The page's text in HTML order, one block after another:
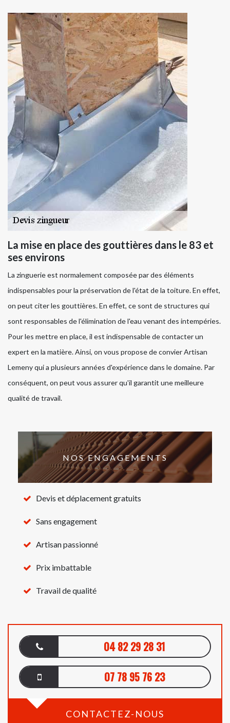
La mise en place des gouttières dans le 83 et
ses environs
La zinguerie est normalement composée par des éléments
indispensables pour la préservation de l'état de la toiture. En effet,
on peut citer les gouttières. En effet, ce sont de structures qui
sont responsables de l'élimination de l'eau venant des intempéries.
Pour les mettre en place, il est indispensable de contacter un
expert en la matière. Ainsi, on vous propose de convier Artisan
Lemeny qui a plusieurs années d'expérience dans le domaine. Par
conséquent, on peut vous assurer qu'il garantit une meilleure
qualité de travail.
NOS ENGAGEMENTS
Devis et déplacement gratuits
Sans engagement
Artisan passionné
Prix imbattable
Travail de qualité
04 82 29 28 31
07 78 95 76 23
CONTACTEZ-NOUS